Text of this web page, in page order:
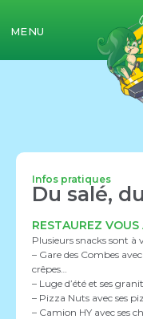
MENU
Infos pratiques
Du salé,
RESTAUREZ
Plusieurs snacks sont à
– Gare des Combes
crêpes…
– Luge d’été et ses
– Pizza Nuts avec ses
– Camion HY avec ses